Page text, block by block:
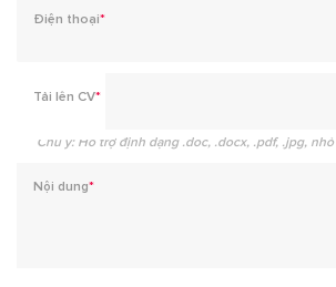
Điện thoại*
Tải lên CV*
Chú ý: Hỗ trợ định dạng .doc, .docx, .pdf, .jpg, nhỏ
Nội dung*